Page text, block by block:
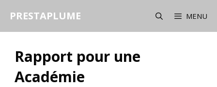
PRESTAPLUME MENU
Rapport pour une
Académie